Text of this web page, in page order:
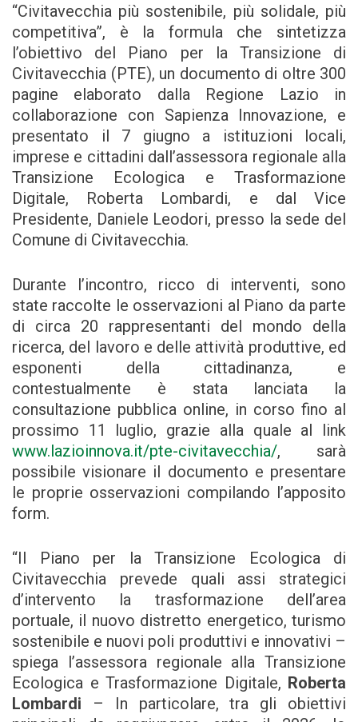
“Civitavecchia più sostenibile, più solidale, più
competitiva”, è la formula che sintetizza
l’obiettivo del Piano per la Transizione di
Civitavecchia (PTE), un documento di oltre 300
pagine elaborato dalla Regione Lazio in
collaborazione con Sapienza Innovazione, e
presentato il 7 giugno a istituzioni locali,
imprese e cittadini dall’assessora regionale alla
Transizione Ecologica e Trasformazione
Digitale, Roberta Lombardi, e dal Vice
Presidente, Daniele Leodori, presso la sede del
Comune di Civitavecchia.
Durante l’incontro, ricco di interventi, sono
state raccolte le osservazioni al Piano da parte
di circa 20 rappresentanti del mondo della
ricerca, del lavoro e delle attività produttive, ed
esponenti della cittadinanza, e
contestualmente è stata lanciata la
consultazione pubblica online, in corso fino al
prossimo 11 luglio, grazie alla quale al link
www.lazioinnova.it/pte-civitavecchia/, sarà
possibile visionare il documento e presentare
le proprie osservazioni compilando l’apposito
form.
“Il Piano per la Transizione Ecologica di
Civitavecchia prevede quali assi strategici
d’intervento la trasformazione dell’area
portuale, il nuovo distretto energetico, turismo
sostenibile e nuovi poli produttivi e innovativi –
spiega l’assessora regionale alla Transizione
Ecologica e Trasformazione Digitale, Roberta
Lombardi – In particolare, tra gli obiettivi